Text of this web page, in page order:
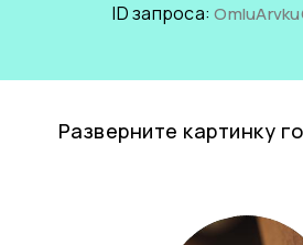
ID запроса:
Разверните картинку